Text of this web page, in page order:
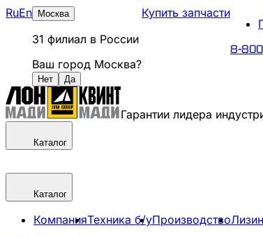
RuEn Москва
31 филиал в России
Ваш город Москва?
Нет Да
Купить запчасти
8-
Гарантии лидера
Каталог
Каталог
КомпанияТехника б/уПроизводство